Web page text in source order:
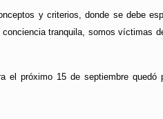
y criterios, donde se debe
tranquila, somos víctimas
próximo 15 de septiembre quedó